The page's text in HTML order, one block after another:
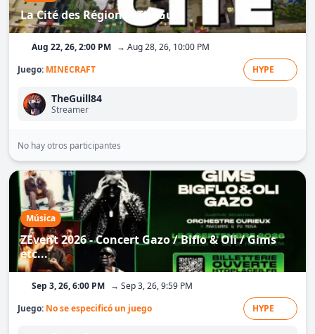
La Cité des Régions - TheGuill
Aug 22, 26, 2:00 PM → Aug 28, 26, 10:00 PM
Juego: MINECRAFT HYPE
TheGuill84
Streamer
No hay otros participantes
Música
ZEvent 2026 - Concert Gazo / Biflo & Oli / Gims
etc...
Sep 3, 26, 6:00 PM → Sep 3, 26, 9:59 PM
Juego: No se especificó un juego HYPE